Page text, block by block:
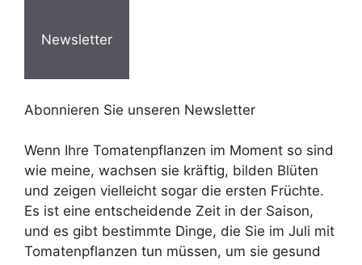
Newsletter
Abonnieren Sie unseren Newsletter
Wenn Ihre Tomatenpflanzen im Moment so sind
wie meine, wachsen sie kräftig, bilden Blüten
und zeigen vielleicht sogar die ersten Früchte.
Es ist eine entscheidende Zeit in der Saison,
und es gibt bestimmte Dinge, die Sie im Juli mit
Tomatenpflanzen tun müssen, um sie gesund